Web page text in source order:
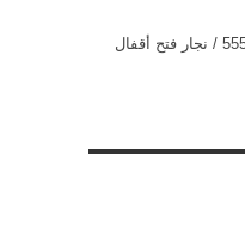
فتح اقفال ابواب كبد / 55566392 / نجار فتح أقفال